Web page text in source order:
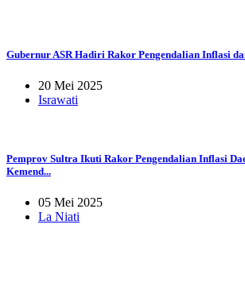
Gubernur ASR Hadiri Rakor Pengendalian Inflasi
20 Mei 2025
Israwati
Pemprov Sultra Ikuti Rakor Pengendalian Inflasi
Kemend...
05 Mei 2025
La Niati